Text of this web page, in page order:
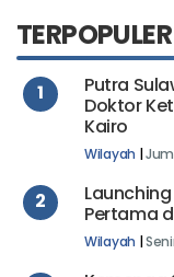
TERPOPULER
1
Putra
Doktor
Kairo
Wilayah |
2
Pertama
Wilayah |